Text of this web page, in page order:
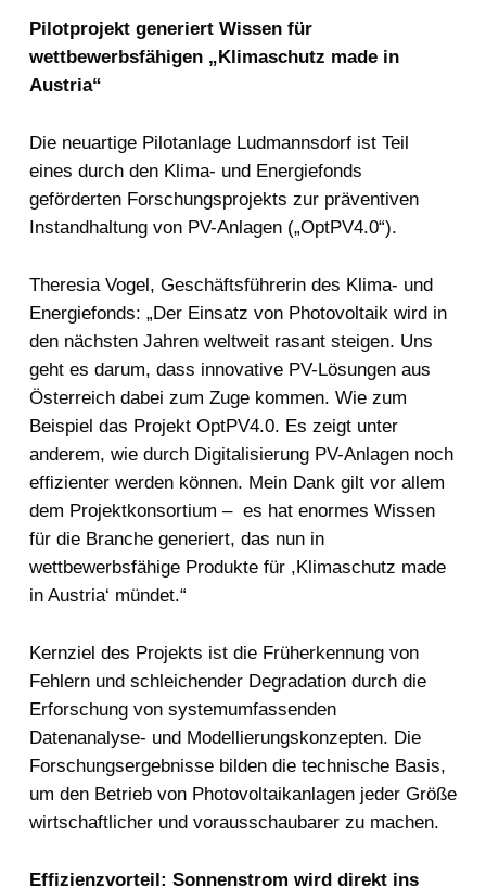
Pilotprojekt generiert Wissen für
wettbewerbsfähigen „Klimaschutz made in
Austria“
Die neuartige Pilotanlage Ludmannsdorf ist Teil
eines durch den Klima- und Energiefonds
geförderten Forschungsprojekts zur präventiven
Instandhaltung von PV-Anlagen („OptPV4.0“).
Theresia Vogel, Geschäftsführerin des Klima- und
Energiefonds: „Der Einsatz von Photovoltaik wird in
den nächsten Jahren weltweit rasant steigen. Uns
geht es darum, dass innovative PV-Lösungen aus
Österreich dabei zum Zuge kommen. Wie zum
Beispiel das Projekt OptPV4.0. Es zeigt unter
anderem, wie durch Digitalisierung PV-Anlagen noch
effizienter werden können. Mein Dank gilt vor allem
dem Projektkonsortium – es hat enormes Wissen
für die Branche generiert, das nun in
wettbewerbsfähige Produkte für ,Klimaschutz made
in Austria‘ mündet.“
Kernziel des Projekts ist die Früherkennung von
Fehlern und schleichender Degradation durch die
Erforschung von systemumfassenden
Datenanalyse- und Modellierungskonzepten. Die
Forschungsergebnisse bilden die technische Basis,
um den Betrieb von Photovoltaikanlagen jeder Größe
wirtschaftlicher und vorausschaubarer zu machen.
Effizienzvorteil: Sonnenstrom wird direkt ins